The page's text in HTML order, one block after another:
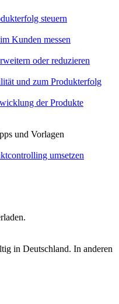
steuern
Kunden messen
oder reduzieren
und zum Produkterfolg
der Produkte
und Vorlagen
umsetzen
in Deutschland. In anderen